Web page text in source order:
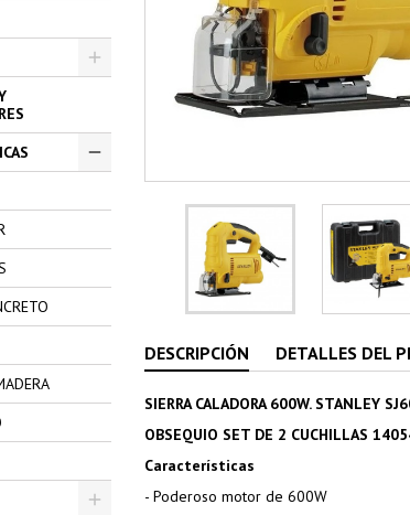
DESCRIPCIÓN DETALLES DEL
SIERRA CALADORA 600W. STANLEY
OBSEQUIO SET DE 2 CUCHILLAS
Características
- Poderoso motor de 600W